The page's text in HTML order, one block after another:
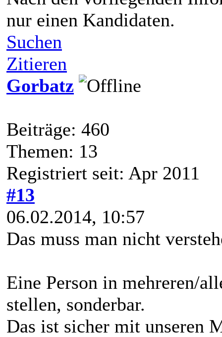
nur einen Kandidaten.
Suchen
Zitieren
Gorbatz
Beiträge: 460
Themen: 13
Registriert seit: Apr 2011
#13
06.02.2014, 10:57
Das muss man nicht
Eine Person in mehreren/
stellen, sonderbar.
Das ist sicher mit unseren